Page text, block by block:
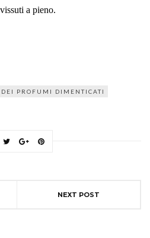
a pieno.
DEI PROFUMI DIMENTICATI
NEXT POST